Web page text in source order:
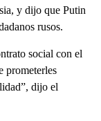
y dijo que Putin
rusos.
social con el
prometerles
dijo el